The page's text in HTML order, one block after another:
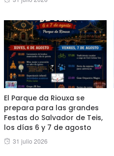
El Parque da Riouxa se
prepara para las grandes
Festas do Salvador de Teis,
los días 6 y 7 de agosto
Posted
31 julio 2026